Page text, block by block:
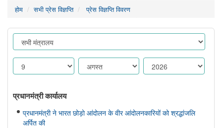
होम सभी प्रेस विज्ञप्ति प्रेस विज्ञप्ति विवरण
प्रधानमंत्री कार्यालय
प्रधानमंत्री ने भारत छोड़ो आंदोलन के वीर आंदोलनकारियों को श्रद्धांजलि
अर्पित की